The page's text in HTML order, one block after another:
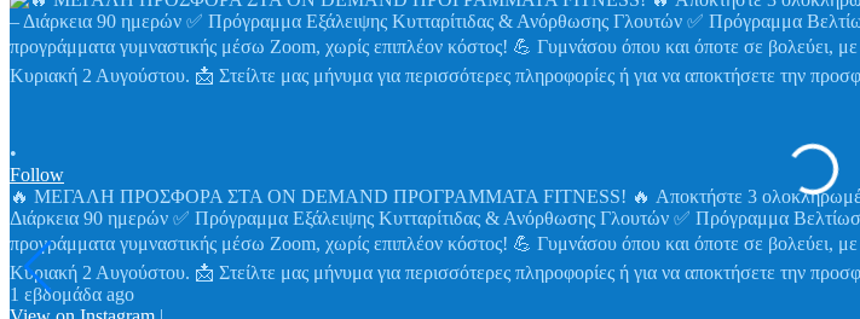
•
Follow
🔥 ΜΕΓΑΛΗ ΠΡΟΣΦΟΡΑ ΣΤΑ ON DEMAND ΠΡΟΓΡΑΜΜΑΤΑ FITNESS! 🔥 Αποκτήστε 3 ολοκληρωμένα
Διάρκεια 90 ημερών ✅ Πρόγραμμα Εξάλειψης Κυτταρίτιδας & Ανόρθωσης Γλουτών ✅ Πρόγραμμα
προγράμματα γυμναστικής μέσω Zoom, χωρίς επιπλέον κόστος! 💪 Γυμνάσου όπου και όποτε σε βολεύει,
Κυριακή 2 Αυγούστου. 📩 Στείλτε μας μήνυμα για περισσότερες πληροφορίες ή για να αποκτήσετε την
1 εβδομάδα ago